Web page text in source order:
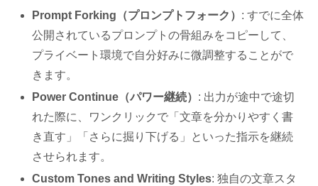
Prompt Forking（プロンプトフォーク） : すでに全体
公開されているプロンプトの骨組みをコピーして、
プライベート環境で自分好みに微調整することがで
きます。
Power Continue（パワー継続） : 出力が途中で途切
れた際に、ワンクリックで「文章を分かりやすく書
き直す」「さらに掘り下げる」といった指示を継続
させられます。
Custom Tones and Writing Styles: 独自の文章スタ